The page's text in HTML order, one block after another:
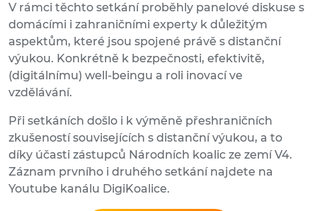
V rámci těchto setkání proběhly panelové diskuse s
domácími i zahraničními experty k důležitým
aspektům, které jsou spojené právě s distanční
výukou. Konkrétně k bezpečnosti, efektivitě,
(digitálnímu) well-beingu a roli inovací ve
vzdělávání.
Při setkáních došlo i k výměně přeshraničních
zkušeností souvisejících s distanční výukou, a to
díky účasti zástupců Národních koalic ze zemí V4.
Záznam prvního i druhého setkání najdete na
Youtube kanálu DigiKoalice.